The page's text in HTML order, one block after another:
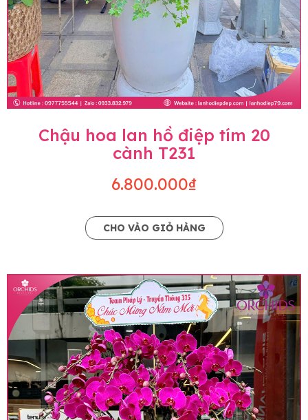
Chậu hoa lan hồ điệp tím 20
cành T231
6.800.000₫
CHO VÀO GIỎ HÀNG